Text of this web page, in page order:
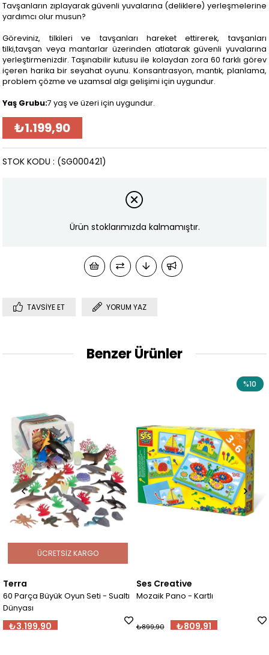
Tavşanların zıplayarak güvenli yuvalarına (deliklere) yerleşmelerine
yardımcı olur musun?
Göreviniz, tilkileri ve tavşanları hareket ettirerek, tavşanları
tilki,tavşan veya mantarlar üzerinden atlatarak güvenli yuvalarına
yerleştirmenizdir. Taşınabilir kutusu ile kolaydan zora 60 farklı görev
içeren harika bir seyahat oyunu. Konsantrasyon, mantık, planlama,
problem çözme ve uzamsal algı gelişimi için uygundur.
Yaş Grubu:7 yaş ve üzeri için uygundur.
₺1.199,90
(SG000421)
STOK KODU
Ürün stoklarımızda kalmamıştır.
TAVSIYE ET YORUM YAZ
Benzer Ürünler
Terra
60 Parça Büyük Oyun Seti - Sualtı
Dünyası
₺3.199,90
ÜCRETSIZ KARGO
Ses Creative
Mozaik Pano - Kartlı
₺809,91
₺899,90
%10